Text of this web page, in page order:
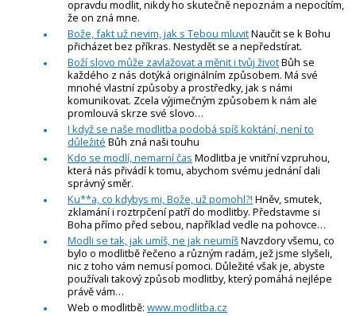
opravdu modlit, nikdy ho skutečně nepoznám a nepocítím,
že on zná mne.
Bože, fakt už nevim, jak s Tebou mluvitNaučit se k Bohu
přicházet bez příkras. Nestydět se a nepředstírat.
Boží slovo může zavlažovat a měnit i tvůj životBůh se
každého z nás dotýká originálním způsobem. Má své
mnohé vlastní způsoby a prostředky, jak s námi
komunikovat. Zcela výjimečným způsobem k nám ale
promlouvá skrze své slovo…
I když se naše modlitba podobá spíš koktání, není to
důležité Bůh zná naši touhu
Kdo se modlí, nemarní čas Modlitba je vnitřní vzpruhou,
která nás přivádí k tomu, abychom svému jednání dali
správný směr.
Ku**a, co kdybys mi, Bože, už pomohl?! Hněv, smutek,
zklamání i roztrpčení patří do modlitby. Představme si
Boha přímo před sebou, například vedle na pohovce…
Modli se tak, jak umíš, ne jak neumíšNavzdory všemu, co
bylo o modlitbě řečeno a různým radám, jež jsme slyšeli,
nic z toho vám nemusí pomoci. Důležité však je, abyste
používali takový způsob modlitby, který pomáhá nejlépe
právě vám…
Web o modlitbě: www.modlitba.cz